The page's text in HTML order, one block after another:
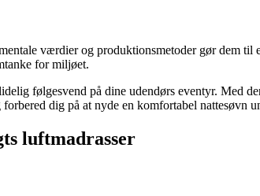
værdier og produktionsmetoder gør dem
for miljøet.
følgesvend på dine udendørs eventyr. Med
dig på at nyde en komfortabel nattesøvn
luftmadrasser